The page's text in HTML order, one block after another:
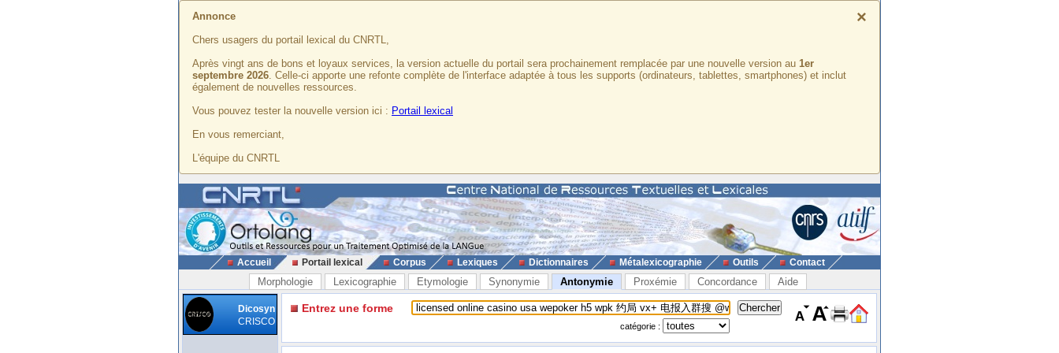
×
Annonce
Chers usagers du portail lexical du CNRTL,
Après vingt ans de bons et loyaux services, la version actuelle du portail sera prochainement remplacée par une nouvelle version au 1er
septembre 2026. Celle-ci apporte une refonte complète de l'interface adaptée à tous les supports (ordinateurs, tablettes, smartphones) et inclut
également de nouvelles ressources.
Vous pouvez tester la nouvelle version ici : Portail lexical
En vous remerciant,
L'équipe du CNRTL
Accueil Portail lexical Corpus Lexiques Dictionnaires Métalexicographie Outils Contact
Morphologie Lexicographie Etymologie Synonymie Antonymie Proxémie Concordance Aide
Dicosyn
CRISCO
Entrez une forme
catégorie :